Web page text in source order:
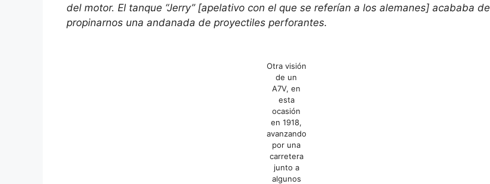
del motor. El tanque “Jerry” [apelativo con el que se referían a los alemanes] acababa de
propinarnos una andanada de proyectiles perforantes.
Otra visión
de un
A7V, en
esta
ocasión
en 1918,
avanzando
por una
carretera
junto a
algunos